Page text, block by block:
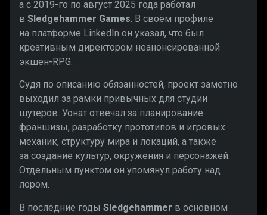
а с 2019-го по август 2025 года работал
в Sledgehammer Games. В своём профиле
на платформе LinkedIn он указал, что был
креативным директором неанонсированной
экшен-RPG.
Судя по описанию обязанностей, проект заметно
выходил за рамки привычных для студии
шутеров. Уонат отвечал за планирование
франшизы, разработку прототипов и игровых
механик, структуру мира и локаций, а также
за создание культур, окружения и персонажей.
Отдельным пунктом он упомянул работу над
лором.
В последние годы Sledgehammer в основном